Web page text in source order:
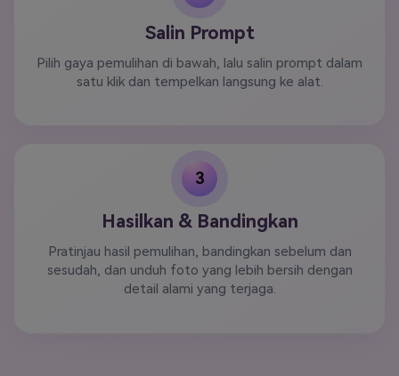
Salin Prompt
Pilih gaya pemulihan di bawah, lalu salin prompt dalam
satu klik dan tempelkan langsung ke alat.
3
Hasilkan & Bandingkan
Pratinjau hasil pemulihan, bandingkan sebelum dan
sesudah, dan unduh foto yang lebih bersih dengan
detail alami yang terjaga.